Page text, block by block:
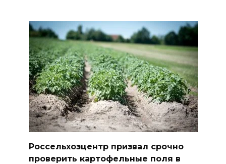
Россельхозцентр призвал срочно
проверить картофельные поля в